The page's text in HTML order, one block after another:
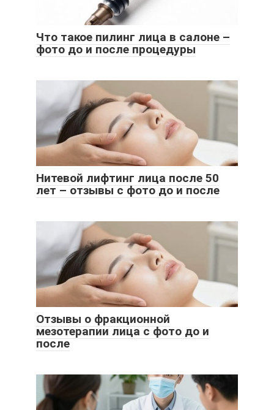
Что такое пилинг лица в салоне –
фото до и после процедуры
Нитевой лифтинг лица после 50
лет – отзывы с фото до и после
Отзывы о фракционной
мезотерапии лица с фото до и
после